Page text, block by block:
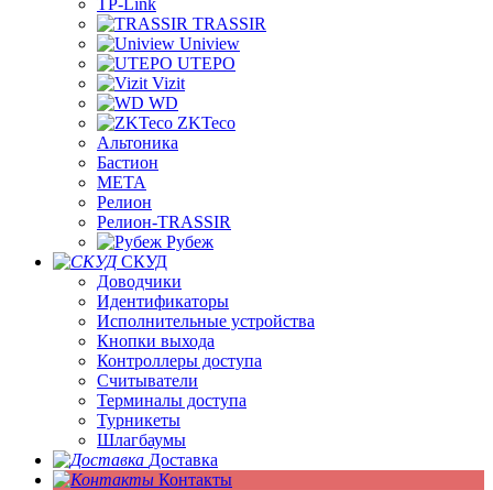
TP-Link
TRASSIR
Uniview
UTEPO
Vizit
WD
ZKTeco
Альтоника
Бастион
МЕТА
Релион
Релион-TRASSIR
Рубеж
СКУД
Доводчики
Идентификаторы
Исполнительные устройства
Кнопки выхода
Контроллеры доступа
Считыватели
Терминалы доступа
Турникеты
Шлагбаумы
Доставка
Контакты